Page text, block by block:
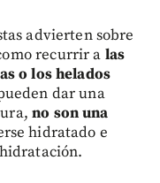
advierten sobre
recurrir a las
o los helados
dar una
no son una
hidratado e